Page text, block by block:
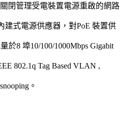
閉管理受電裝置電源重啟的網路
建式電源供應器，對PoE 裝置供
於8 埠10/100/1000Mbps Gigabit
802.1q Tag Based VLAN ,
。